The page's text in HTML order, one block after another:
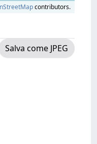
contributors.
Salva come JPEG